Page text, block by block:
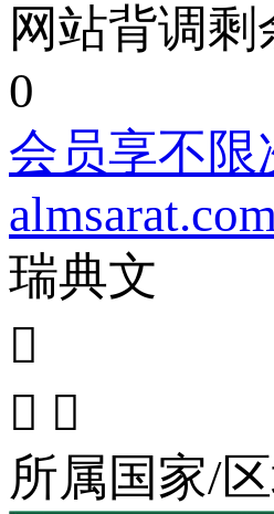
网站背调剩
0
会员享不限
瑞典文

 
所属国家/区